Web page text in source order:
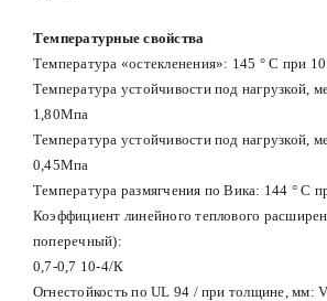
Температурные свойства
Температура «остекленения»: 145 ° С при
Температура устойчивости под нагрузкой,
1,80Мпа
Температура устойчивости под нагрузкой,
0,45Мпа
Температура размягчения по Вика: 144 ° С
Коэффициент линейного теплового
поперечный):
0,7-0,7 10-4/К
Огнестойкость по UL 94 / при толщине, мм: